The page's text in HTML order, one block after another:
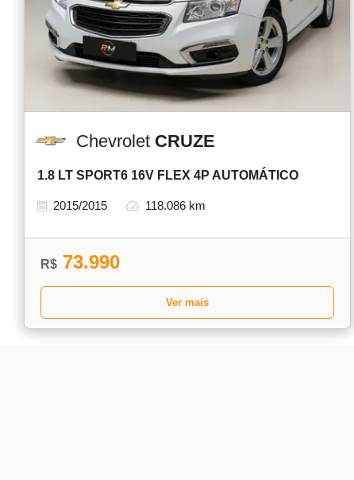
Chevrolet CRUZE
1.8 LT SPORT6 16V FLEX 4P AUTOMÁTICO
2015/2015 118.086 km
R$ 73.990
Ver mais